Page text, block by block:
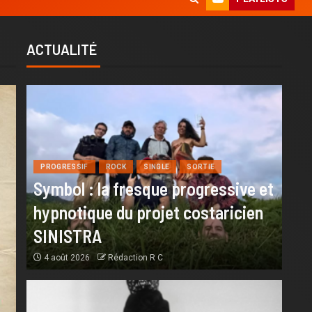
ACTUALITÉ
PROGRESSIF ROCK SINGLE SORTIE
Symbol : la fresque progressive et
hypnotique du projet costaricien
SINISTRA
4 août 2026 Rédaction R C